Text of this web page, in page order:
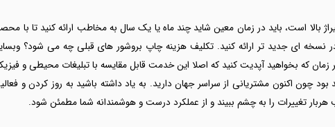
بالا است، باید در زمان معین شاید چند ماه یا یک سال به مخاطب ارائه کنید تا با
ای جدید تر ارائه کنید. تکلیف هزینه چاپ بروشور های قبلی چه می شود؟
زمان که بخواهید آپدیت کنید که اصلا این خدمت قابل مقایسه با تبلیغات محیطی و
چون اکنون مشتریانی از سراسر جهان دارید. به یاد داشته باشید به روز کردن و
تغییرات را به چشم ببیند و از عملکرد درست و هوشمندانه شما مطمئن شود.